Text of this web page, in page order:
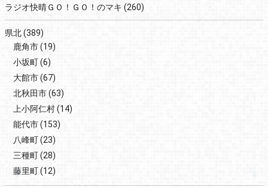
ラジオ快晴ＧＯ！ＧＯ！のマキ (260)
県北(389)
鹿角市(19)
小坂町(6)
大館市(67)
北秋田市(63)
上小阿仁村(14)
能代市(153)
八峰町(23)
三種町(28)
藤里町(12)